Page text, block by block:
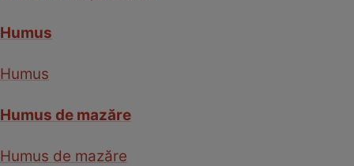
Humus
Humus
Humus de mazăre
Humus de mazăre